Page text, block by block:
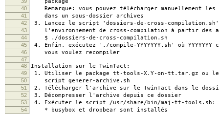
40 Remarque: vous pouvez télécharger manuellement
41 dans un sous-dossier archives
42 3. Lancez le script 'dossiers-de-cross-
43 l'environnement de cross-compilation à partir des
44 $ ./dossiers-de-cross-compilation.sh
45 4. Enfin, exécutez './compile-YYYYYYY.sh' où
46 vous voulez recompiler
47
48
Installation sur le TwinTact:
49 1. Utiliser le package tt-tools-X.Y-on-tt.tar.gz ou le
50 script generer-archive.sh
51 2. Télécharger l'archive sur le TwinTact dans le
52 3. Décompresser l'archive depuis ce dossier
53 4. Exécuter le script /usr/share/bin/maj-tt-tools.sh:
54 * busybox et dropbear sont installés